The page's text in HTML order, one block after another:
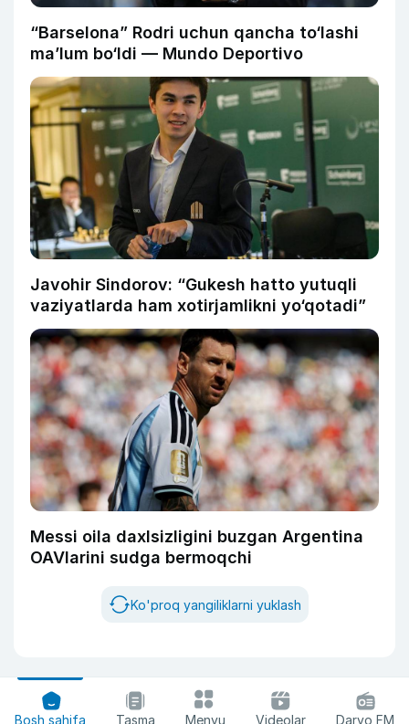
“Barselona” Rodri uchun qancha to‘lashi
ma’lum bo‘ldi — Mundo Deportivo
Javohir Sindorov: “Gukesh hatto yutuqli
vaziyatlarda ham xotirjamlikni yo‘qotadi”
Messi oila daxlsizligini buzgan Argentina
OAVlarini sudga bermoqchi
Ko'proq yangiliklarni yuklash
Bosh sahifa Tasma Menyu Videolar Daryo FM